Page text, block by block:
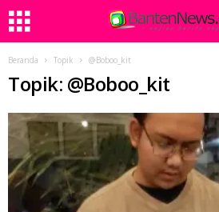
Beranda Topik @Boboo_kit
Topik: @Boboo_kit